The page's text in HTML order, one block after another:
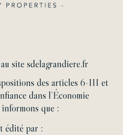
site sdelagrandiere.fr
des articles 6-III et
dans l’Économie
que :
édité par :